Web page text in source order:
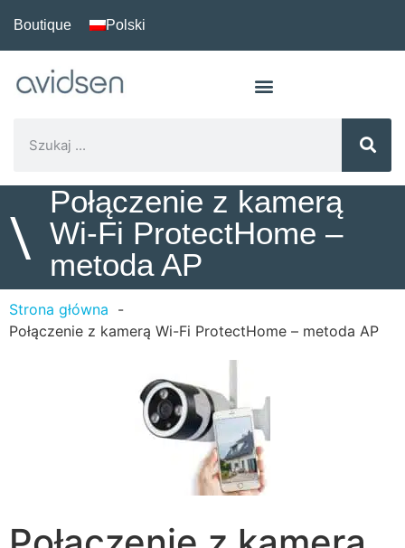
Boutique Polski
\
Połączenie z kamerą
Wi-Fi ProtectHome –
metoda AP
Strona główna
Połączenie z kamerą Wi-Fi ProtectHome – metoda AP